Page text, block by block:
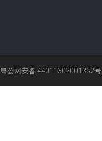
粤公网安备 44011302001352号